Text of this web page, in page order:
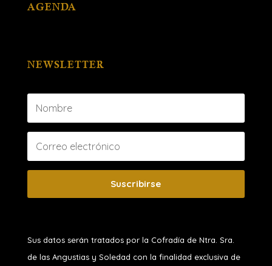
AGENDA
NEWSLETTER
Suscribirse
Sus datos serán tratados por la Cofradía de Ntra. Sra.
de las Angustias y Soledad con la finalidad exclusiva de